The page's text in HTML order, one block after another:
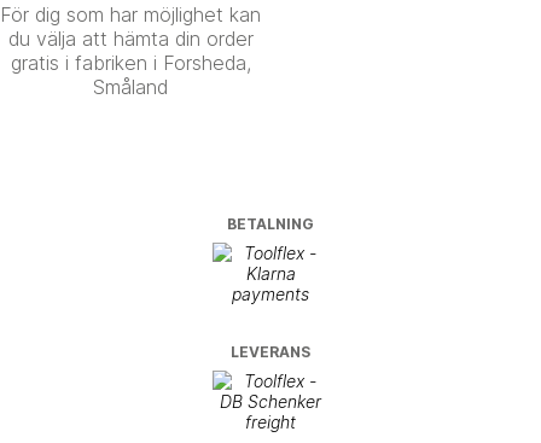
För dig som har möjlighet kan
du välja att hämta din order
gratis i fabriken i Forsheda,
Småland
BETALNING
LEVERANS